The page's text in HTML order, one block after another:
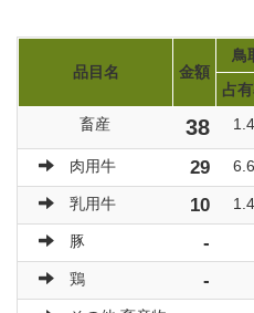
品目名 金額
鳥
占
畜産
38
肉用牛 29
乳用牛 10
豚 -
鶏 -